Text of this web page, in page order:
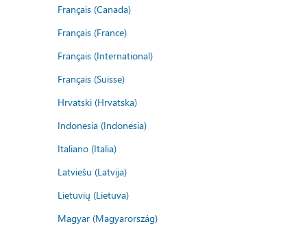
Français (Canada)
Français (France)
Français (International)
Français (Suisse)
Hrvatski (Hrvatska)
Indonesia (Indonesia)
Italiano (Italia)
Latviešu (Latvija)
Lietuvių (Lietuva)
Magyar (Magyarország)